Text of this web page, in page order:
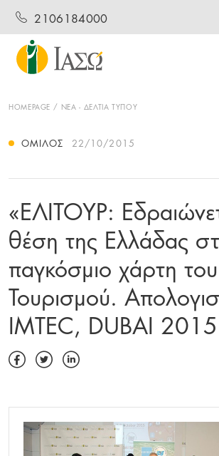
2106184000
HOMEPAGE ΝΕΑ - ΔΕΛΤΙΑ ΤΥΠΟΥ
ΌΜΙΛΟΣ 22/10/2015
«ΕΛΙΤΟΥΡ:
θέση της Ελλάδας
παγκόσμιο χάρτη του
Τουρισμού.
IMTEC, DUBAI